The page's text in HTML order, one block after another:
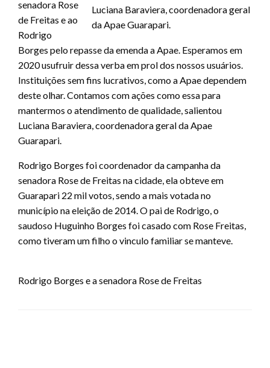
Luciana Baraviera, coordenadora geral
da Apae Guarapari.
senadora Rose
de Freitas e ao
Rodrigo
Borges pelo repasse da emenda a Apae. Esperamos em
2020 usufruir dessa verba em prol dos nossos usuários.
Instituições sem fins lucrativos, como a Apae dependem
deste olhar. Contamos com ações como essa para
mantermos o atendimento de qualidade, salientou
Luciana Baraviera, coordenadora geral da Apae
Guarapari.
Rodrigo Borges foi coordenador da campanha da
senadora Rose de Freitas na cidade, ela obteve em
Guarapari 22 mil votos, sendo a mais votada no
município na eleição de 2014. O pai de Rodrigo, o
saudoso Huguinho Borges foi casado com Rose Freitas,
como tiveram um filho o vinculo familiar se manteve.
Rodrigo Borges e a senadora Rose de Freitas